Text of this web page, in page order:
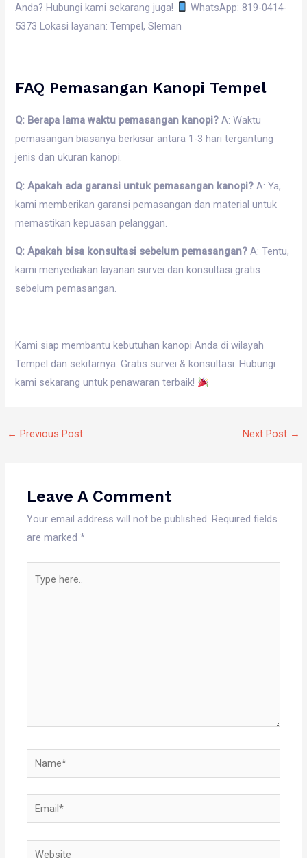
Anda? Hubungi kami sekarang juga!
WhatsApp: 819-0414-
5373 Lokasi layanan: Tempel, Sleman
FAQ Pemasangan Kanopi Tempel
Q: Berapa lama waktu pemasangan kanopi? A: Waktu
pemasangan biasanya berkisar antara 1-3 hari tergantung
jenis dan ukuran kanopi.
Q: Apakah ada garansi untuk pemasangan kanopi? A: Ya,
kami memberikan garansi pemasangan dan material untuk
memastikan kepuasan pelanggan.
Q: Apakah bisa konsultasi sebelum pemasangan? A: Tentu,
kami menyediakan layanan survei dan konsultasi gratis
sebelum pemasangan.
Kami siap membantu kebutuhan kanopi Anda di wilayah
Tempel dan sekitarnya. Gratis survei & konsultasi. Hubungi
kami sekarang untuk penawaran terbaik!
← Previous Post Next Post →
Leave A Comment
Your email address will not be published. Required fields
are marked*
here..
Name*
Email*
Website